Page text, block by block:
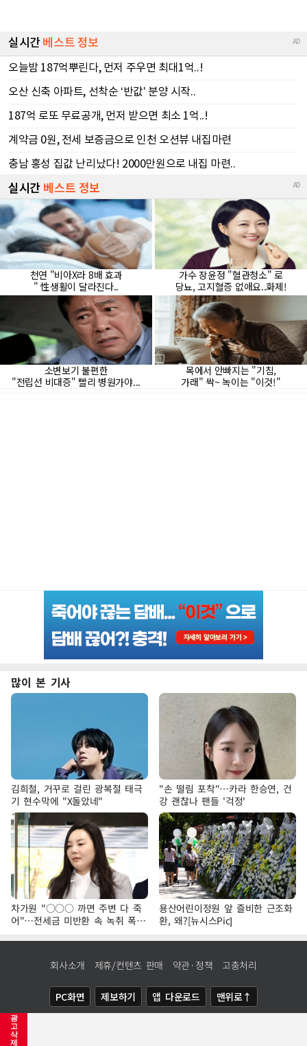
광
고
삭
제
많이 본 기사
김희철, 거꾸로 걸린 광복절 태극
기 현수막에 "X돌았네"
"손 떨림 포착"…카라 한승연, 건
강 괜찮나 팬들 '걱정'
차가원 "○○○ 까면 주변 다 죽
어"…전세금 미반환 속 녹취 폭로
파장
용산어린이정원 앞 즐비한 근조화
환, 왜?[뉴시스Pic]
회사소개 제휴/컨텐츠 판매 약관·정책 고충처리
PC화면 제보하기 앱 다운로드 맨위로↑